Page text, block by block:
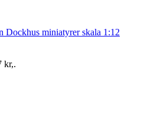
Dockhus miniatyrer skala 1:12
kr,.